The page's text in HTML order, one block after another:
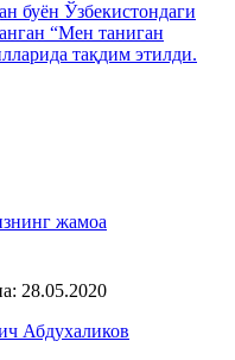
буён Ўзбекистондаги
“Мен таниган
тақдим этилди.
жамоа
28.05.2020
Абдухаликов